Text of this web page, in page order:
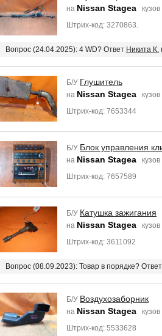
на Nissan Stagea кузов
Штрих-код: 3270863.
Вопрос (24.04.2025): 4 WD? Ответ Никита К.
Б/У Глушитель
на Nissan Stagea кузов
Штрих-код: 7653344
Б/У Блок управления
на Nissan Stagea кузов
Штрих-код: 7657589
Б/У Катушка зажигания
на Nissan Stagea кузов
Штрих-код: 3611092
Вопрос (08.09.2023): Товар в порядке? Ответ
Б/У Воздухозаборник
на Nissan Stagea кузов
Штрих-код: 5533628